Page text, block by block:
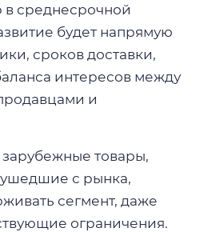
среднесрочной
будет напрямую
сроков доставки,
интересов между
и
товары,
с рынка,
сегмент, даже
ограничения.